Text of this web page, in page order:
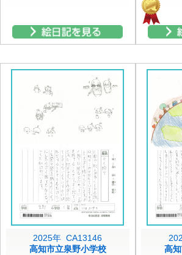
2025年 CA13146
高知市立泉野小学校
高